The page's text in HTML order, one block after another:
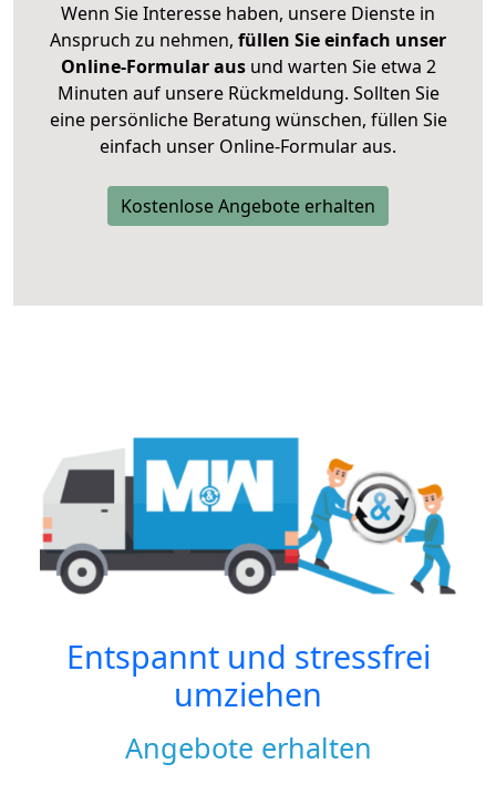
Wenn Sie Interesse haben, unsere Dienste in
Anspruch zu nehmen, füllen Sie einfach unser
Online-Formular ausund warten Sie etwa 2
Minuten auf unsere Rückmeldung. Sollten Sie
eine persönliche Beratung wünschen, füllen Sie
einfach unser Online-Formular aus.
Kostenlose Angebote erhalten
Entspannt und stressfrei
umziehen
Angebote erhalten